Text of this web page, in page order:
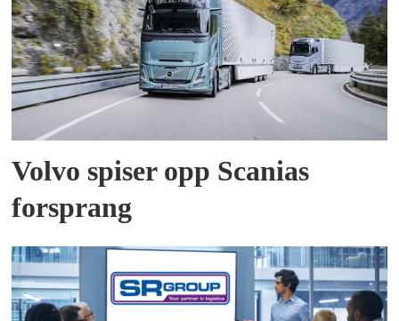
Volvo spiser opp Scanias
forsprang